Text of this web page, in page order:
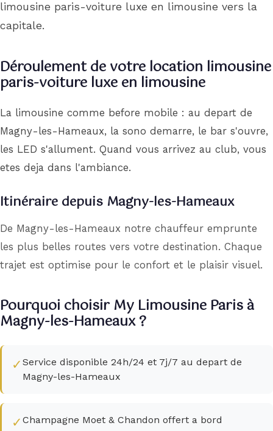
limousine paris-voiture luxe en limousine vers la
capitale.
Déroulement de votre location limousine
paris-voiture luxe en limousine
La limousine comme before mobile : au depart de
Magny-les-Hameaux, la sono demarre, le bar s'ouvre,
les LED s'allument. Quand vous arrivez au club, vous
etes deja dans l'ambiance.
Itinéraire depuis Magny-les-Hameaux
De Magny-les-Hameaux notre chauffeur emprunte
les plus belles routes vers votre destination. Chaque
trajet est optimise pour le confort et le plaisir visuel.
Pourquoi choisir My Limousine Paris à
Magny-les-Hameaux ?
✓ Service disponible 24h/24 et 7j/7 au depart de
Magny-les-Hameaux
✓ Champagne Moet & Chandon offert a bord